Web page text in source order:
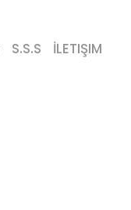
S.S.S İLETIŞIM